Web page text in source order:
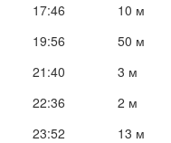
17:46
10 м
19:56
50 м
21:40
3 м
22:36
2 м
23:52
13 м